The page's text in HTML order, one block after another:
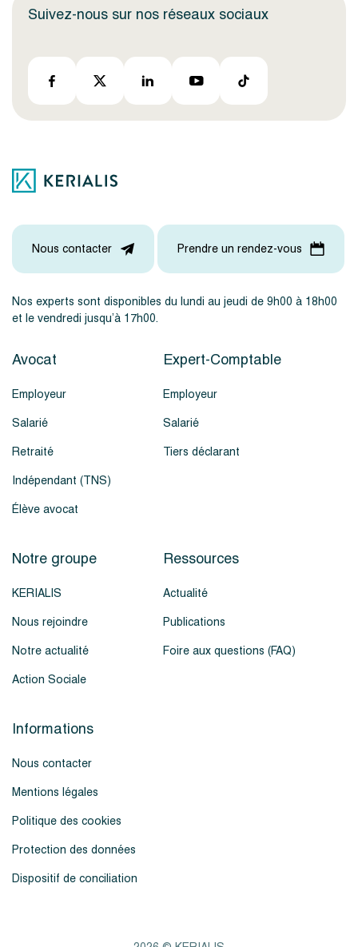
Suivez-nous sur nos réseaux sociaux
Nos experts sont disponibles du lundi au jeudi de 9h00 à 18h00
et le vendredi jusqu’à 17h00.
Nous contacter Prendre un rendez-vous
Avocat
Employeur
Salarié
Retraité
Indépendant (TNS)
Élève avocat
Expert-Comptable
Employeur
Salarié
Tiers déclarant
Notre groupe
KERIALIS
Nous rejoindre
Notre actualité
Action Sociale
Ressources
Actualité
Publications
Foire aux questions (FAQ)
Informations
Nous contacter
Mentions légales
Politique des cookies
Protection des données
Dispositif de conciliation